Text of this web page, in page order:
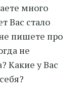
много
Вас стало
пишете про
не
Какие у Вас